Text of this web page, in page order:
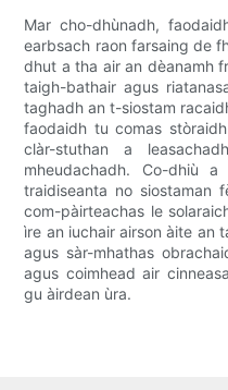
Mar cho-dhùnadh,
earbsach raon farsaing de
dhut a tha air an dèanamh
taigh-bathair agus
taghadh an t-siostam
faodaidh tu comas
clàr-stuthan a
mheudachadh. Co-dhiù
traidiseanta no siostaman
com-pàirteachas le
ìre an iuchair airson àite an
agus sàr-mhathas
agus coimhead air
gu àirdean ùra.